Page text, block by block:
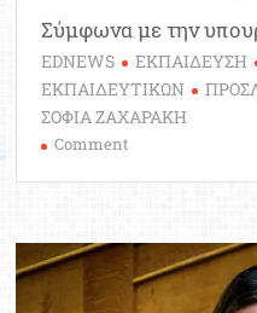
Σύμφωνα με την
EDNEWS ΕΚΠΑΙΔΕΥΣΗ
ΕΚΠΑΙΔΕΥΤΙΚΩΝ
ΣΟΦΙΑ ΖΑΧΑΡΑΚΗ
Comment
ψηφιακή
πλατφόρμα
καταγραφής